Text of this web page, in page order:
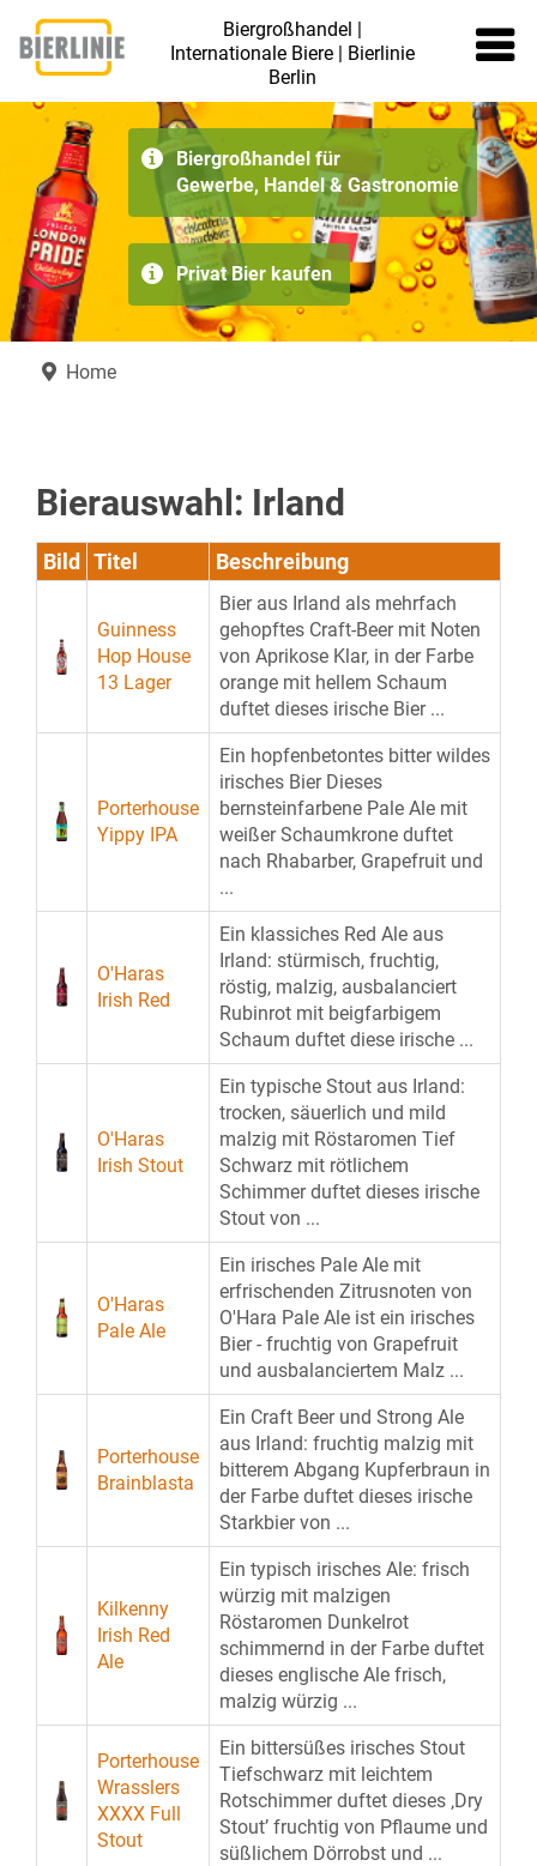
Biergroßhandel für
Gewerbe, Handel & Gastronomie
Privat Bier kaufen
Home
Bierauswahl: Irland
Bild Titel Beschreibung
Guinness
Hop House
13 Lager
Bier aus Irland als mehrfach
gehopftes Craft-Beer mit Noten
von Aprikose Klar, in der Farbe
orange mit hellem Schaum
duftet dieses irische Bier ...
Porterhouse
Yippy IPA
Ein hopfenbetontes bitter wildes
irisches Bier Dieses
bernsteinfarbene Pale Ale mit
weißer Schaumkrone duftet
nach Rhabarber, Grapefruit und
...
O'Haras
Irish Red
Ein klassiches Red Ale aus
Irland: stürmisch, fruchtig,
röstig, malzig, ausbalanciert
Rubinrot mit beigfarbigem
Schaum duftet diese irische ...
O'Haras
Irish Stout
Ein typische Stout aus Irland:
trocken, säuerlich und mild
malzig mit Röstaromen Tief
Schwarz mit rötlichem
Schimmer duftet dieses irische
Stout von ...
O'Haras
Pale Ale
Ein irisches Pale Ale mit
erfrischenden Zitrusnoten von
O'Hara Pale Ale ist ein irisches
Bier - fruchtig von Grapefruit
und ausbalanciertem Malz ...
Porterhouse
Brainblasta
Ein Craft Beer und Strong Ale
aus Irland: fruchtig malzig mit
bitterem Abgang Kupferbraun in
der Farbe duftet dieses irische
Starkbier von ...
Kilkenny
Irish Red
Ale
Ein typisch irisches Ale: frisch
würzig mit malzigen
Röstaromen Dunkelrot
schimmernd in der Farbe duftet
dieses englische Ale frisch,
malzig würzig ...
Porterhouse
Wrasslers
XXXX Full
Stout
Ein bittersüßes irisches Stout
Tiefschwarz mit leichtem
Rotschimmer duftet dieses ‚Dry
Stout’ fruchtig von Pflaume und
süßlichem Dörrobst und ...
Biergroßhandel |
Internationale Biere | Bierlinie
Berlin